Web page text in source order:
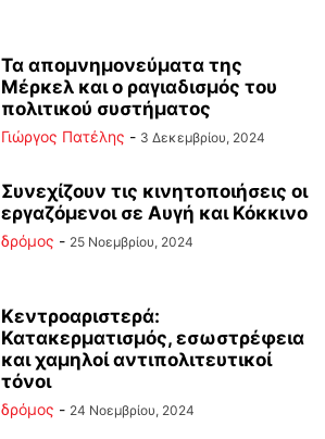
Τα απομνημονεύματα της
Μέρκελ και ο ραγιαδισμός του
πολιτικού συστήματος
Γιώργος Πατέλης - 3 Δεκεμβρίου, 2024
Συνεχίζουν τις κινητοποιήσεις οι
εργαζόμενοι σε Αυγή και Κόκκινο
δρόμος - 25 Νοεμβρίου, 2024
Κεντροαριστερά:
Κατακερματισμός, εσωστρέφεια
και χαμηλοί αντιπολιτευτικοί
τόνοι
δρόμος - 24 Νοεμβρίου, 2024